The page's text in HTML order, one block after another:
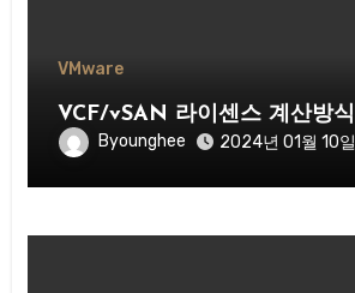
VMware
VCF/vSAN 라이센스 계산방식
Byounghee 2024년 01월 10일